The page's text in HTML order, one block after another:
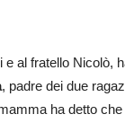
al fratello Nicolò,
, padre dei due
ha detto